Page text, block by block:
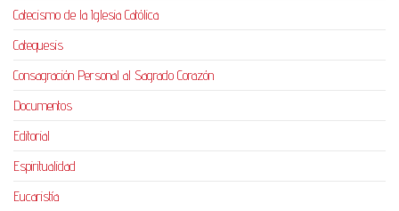
Catecismo de la Iglesia Católica
Catequesis
Consagración Personal al Sagrado Corazón
Documentos
Editorial
Espiritualidad
Eucaristía